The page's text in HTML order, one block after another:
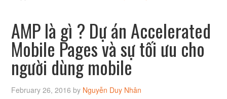
AMP là gì ? Dự án Accelerated
Mobile Pages và sự tối ưu cho
người dùng mobile
February 26, 2016 by Nguyễn Duy Nhân